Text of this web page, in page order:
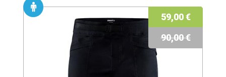
59,00 €
90,00 €